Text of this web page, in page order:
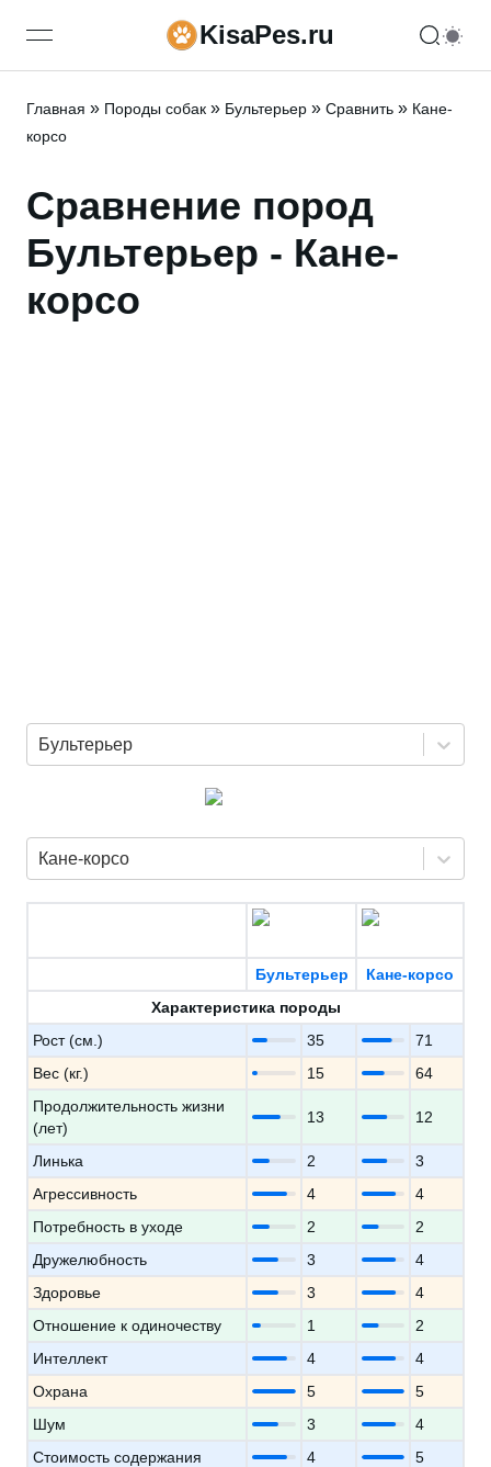
open navigation menuKisaPes.ru
Главная » Породы собак » Бультерьер » Сравнить » Кане-
корсо
Сравнение пород
Бультерьер - Кане-
корсо
Бультерьер
Кане-корсо
Бультерьер
Кане-корсо
Характеристика породы
Рост (см.)
35
71
Вес (кг.)
15
64
Продолжительность жизни
(лет)
13 12
Линька 2
3
Агрессивность
4
4
Потребность в уходе
2
2
Дружелюбность
3
4
Здоровье
3
4
Отношение к одиночеству
1
2
Интеллект
4
4
Охрана
5
5
Шум
3
4
Стоимость содержания
4
5